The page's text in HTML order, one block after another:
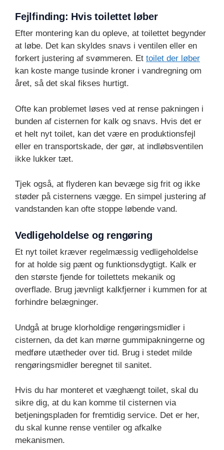
Fejlfinding: Hvis toilettet løber
Efter montering kan du opleve, at toilettet begynder
at løbe. Det kan skyldes snavs i ventilen eller en
forkert justering af svømmeren. Et toilet der løber
kan koste mange tusinde kroner i vandregning om
året, så det skal fikses hurtigt.
Ofte kan problemet løses ved at rense pakningen i
bunden af cisternen for kalk og snavs. Hvis det er
et helt nyt toilet, kan det være en produktionsfejl
eller en transportskade, der gør, at indløbsventilen
ikke lukker tæt.
Tjek også, at flyderen kan bevæge sig frit og ikke
støder på cisternens vægge. En simpel justering af
vandstanden kan ofte stoppe løbende vand.
Vedligeholdelse og rengøring
Et nyt toilet kræver regelmæssig vedligeholdelse
for at holde sig pænt og funktionsdygtigt. Kalk er
den største fjende for toilettets mekanik og
overflade. Brug jævnligt kalkfjerner i kummen for at
forhindre belægninger.
Undgå at bruge klorholdige rengøringsmidler i
cisternen, da det kan mørne gummipakningerne og
medføre utætheder over tid. Brug i stedet milde
rengøringsmidler beregnet til sanitet.
Hvis du har monteret et væghængt toilet, skal du
sikre dig, at du kan komme til cisternen via
betjeningspladen for fremtidig service. Det er her,
du skal kunne rense ventiler og afkalke
mekanismen.